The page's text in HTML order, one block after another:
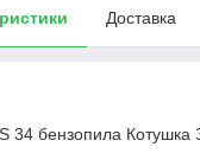
Доставка
34 бензопила Котушка